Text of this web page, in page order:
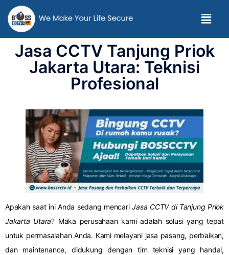
Jasa CCTV Tanjung Priok
Jakarta Utara: Teknisi
Profesional
Apakah saat ini Anda sedang mencariJasa CCTV di Tanjung Priok
Jakarta Utara? Maka perusahaan kami adalah solusi yang tepat
untuk permasalahan Anda. Kami melayani jasa pasang, perbaikan,
dan maintenance, didukung dengan tim teknisi yang handal,